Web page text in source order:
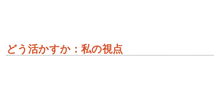
どう活かすか：私の視点